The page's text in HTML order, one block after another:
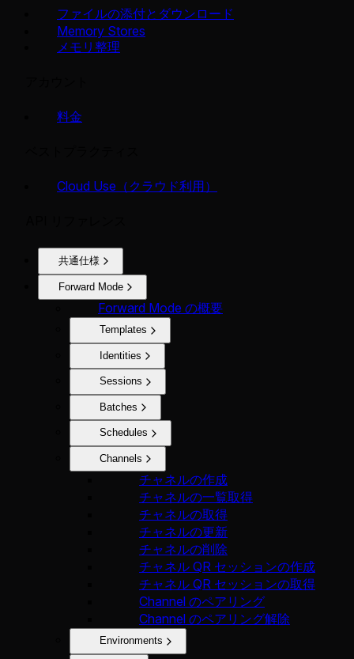
ファイルの添付とダウンロード
Memory Stores
メモリ整理
料金
Cloud Use（クラウド利用）
共通仕様
Forward Mode
Forward Mode の概要
Templates
Identities
Sessions
Batches
Schedules
Channels
チャネルの作成
チャネルの一覧取得
チャネルの取得
チャネルの更新
チャネルの削除
チャネル QR セッションの作成
チャネル QR セッションの取得
Channel のペアリング
Channel のペアリング解除
Environments